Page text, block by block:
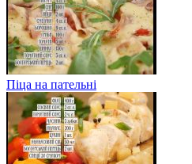
Піца на пательні